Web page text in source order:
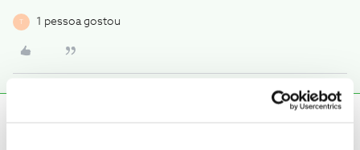
T 1 pessoa gostou